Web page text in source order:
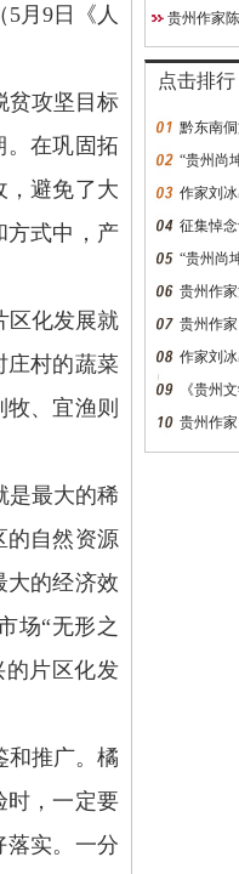
（ 5月 9日《人
贫攻坚目标
。在巩固拓
，避免了大
方式中，产
区化发展就
庄村的蔬菜
、宜渔则
是最大的稀
的自然资源
大的经济效
场“无形之
的片区化发
和推广。橘
时，一定要
落实。一分
贵阳成功举行
贵州作家
究员
点击排行
黔东南
“贵州尚
作家刘
征集悼
“贵州尚
贵州作
的？万
贵州作
作家刘
《贵州
贵州作